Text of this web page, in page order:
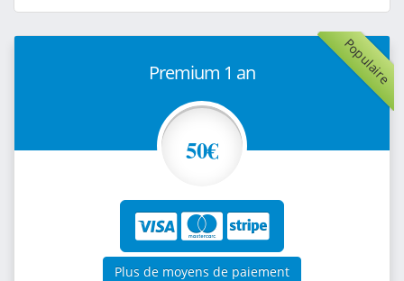
Populaire
Premium 1 an
50€
Plus de moyens de paiement